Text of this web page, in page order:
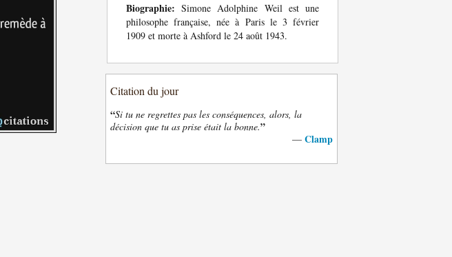
Biographie: Simone Adolphine Weil est une
philosophe française, née à Paris le 3 février
1909 et morte à Ashford le 24 août 1943.
Citation du jour
“Si tu ne regrettes pas les conséquences, alors, la
décision que tu as prise était la bonne.”
— Clamp